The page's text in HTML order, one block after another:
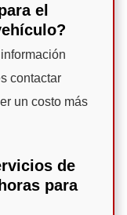
el
contactar
un costo más
de
para